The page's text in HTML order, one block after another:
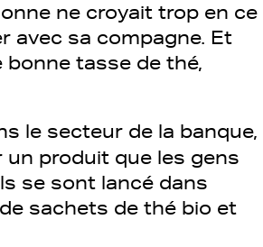
ne croyait trop en ce
avec sa compagne. Et
bonne tasse de thé,
le secteur de la banque,
un produit que les gens
se sont lancé dans
sachets de thé bio et